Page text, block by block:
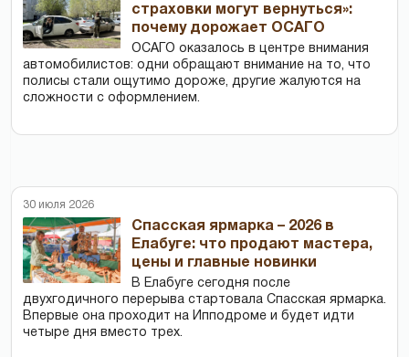
страховки могут вернуться»:
почему дорожает ОСАГО
ОСАГО оказалось в центре внимания
автомобилистов: одни обращают внимание на то, что
полисы стали ощутимо дороже, другие жалуются на
сложности с оформлением.
30 июля 2026
Спасская ярмарка – 2026 в
Елабуге: что продают мастера,
цены и главные новинки
В Елабуге сегодня после
двухгодичного перерыва стартовала Спасская ярмарка.
Впервые она проходит на Ипподроме и будет идти
четыре дня вместо трех.